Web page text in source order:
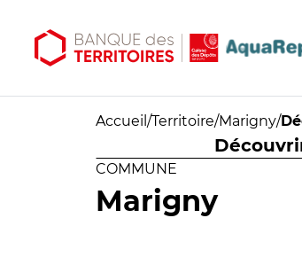
Accueil /Territoire/Marigny/
COMMUNE
Marigny